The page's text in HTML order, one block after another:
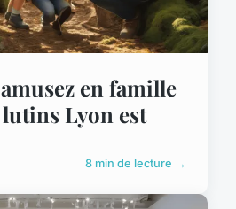
en famille
Lyon est
8 min de lecture →